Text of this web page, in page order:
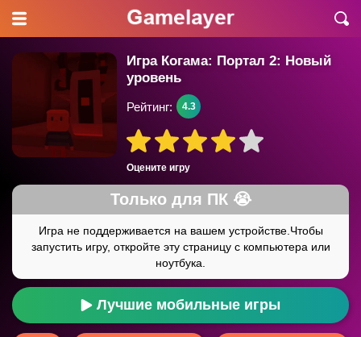
Игра Когама: Портал 2: Новый
уровень
Оцените игру
Рейтинг: 4.3
Лучшие мобильные игры